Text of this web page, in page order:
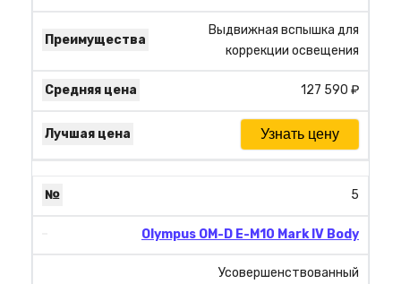
Выдвижная вспышка для
коррекции освещения
127 590 ₽
Узнать цену
5
Olympus OM-D E-M10 Mark IV Body
Усовершенствованный